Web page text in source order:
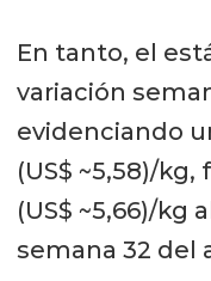
En tanto, el
variación
evidenciando
(US$ ~5,58)/
(US$ ~5,66)/kg
semana 32 del